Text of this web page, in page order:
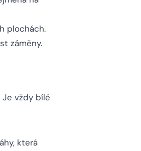
plochách.
záměny.
vždy bílé
která